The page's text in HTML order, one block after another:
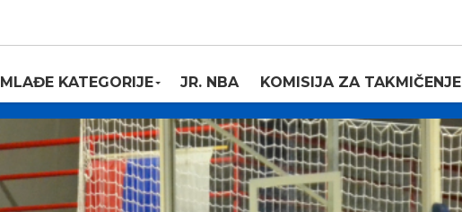
MLAĐE KATEGORIJE JR. NBA KOMISIJA ZA TAKMIČENJE